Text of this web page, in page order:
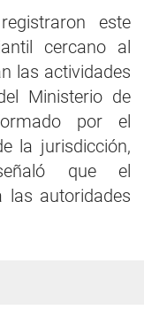
este
cercano al
las actividades
Ministerio de
por el
la jurisdicción,
que el
las autoridades